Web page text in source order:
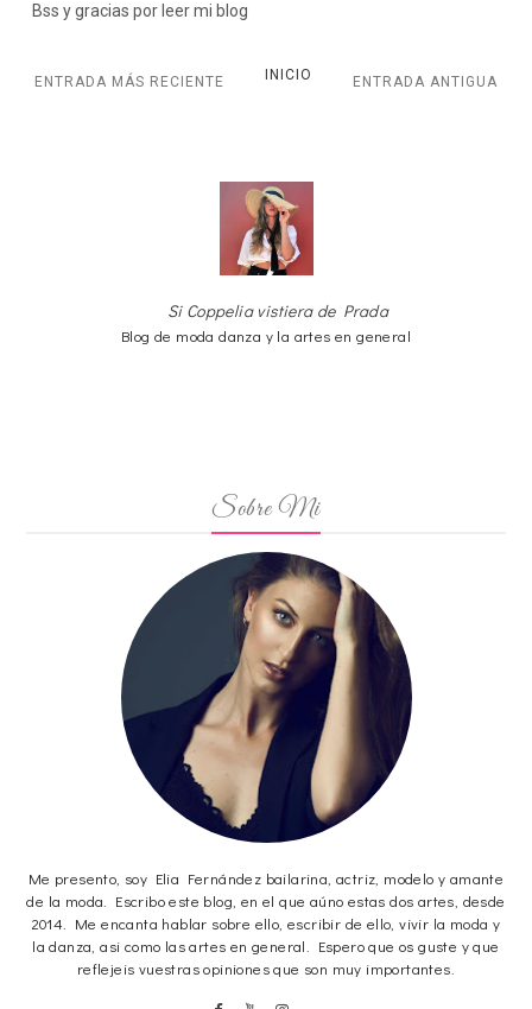
Bss y gracias por leer mi blog
ENTRADA MÁS RECIENTE ENTRADA ANTIGUA
INICIO
Si Coppelia vistiera de Prada
Blog de moda danza y la artes en general
Sobre Mi
Me presento, soy Elia Fernández bailarina, actriz, modelo y amante
de la moda. Escribo este blog, en el que aúno estas dos artes, desde
2014. Me encanta hablar sobre ello, escribir de ello, vivir la moda y
la danza, asi como las artes en general. Espero que os guste y que
reflejeis vuestras opiniones que son muy importantes.